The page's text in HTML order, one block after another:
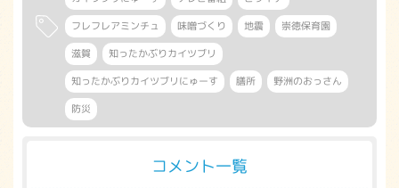
フレフレアミンチュ
味噌づくり 地震
崇徳保育園
滋賀
知ったかぶりカイツブリ
知ったかぶりカイツブリにゅーす
膳所
野洲のおっさん
防災
コメント一覧